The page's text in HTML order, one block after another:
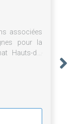
associées
pour la
Hauts-de-